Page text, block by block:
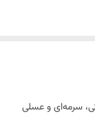
سرمه‌ای و عسلی